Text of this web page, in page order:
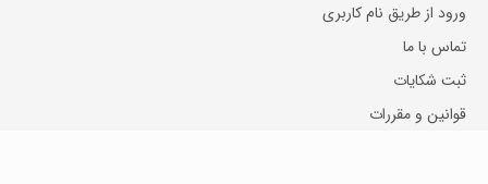
ورود از طریق نام کاربری
تماس با ما
ثبت شکایات
قوانین و مقررات